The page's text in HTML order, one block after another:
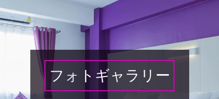
フォトギャラリー